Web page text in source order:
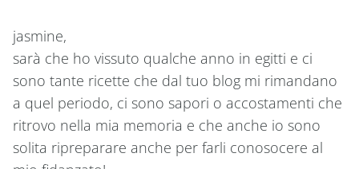
jasmine,
sarà che ho vissuto qualche anno in egitti e ci
sono tante ricette che dal tuo blog mi rimandano
a quel periodo, ci sono sapori o accostamenti che
ritrovo nella mia memoria e che anche io sono
solita ripreparare anche per farli conosocere al